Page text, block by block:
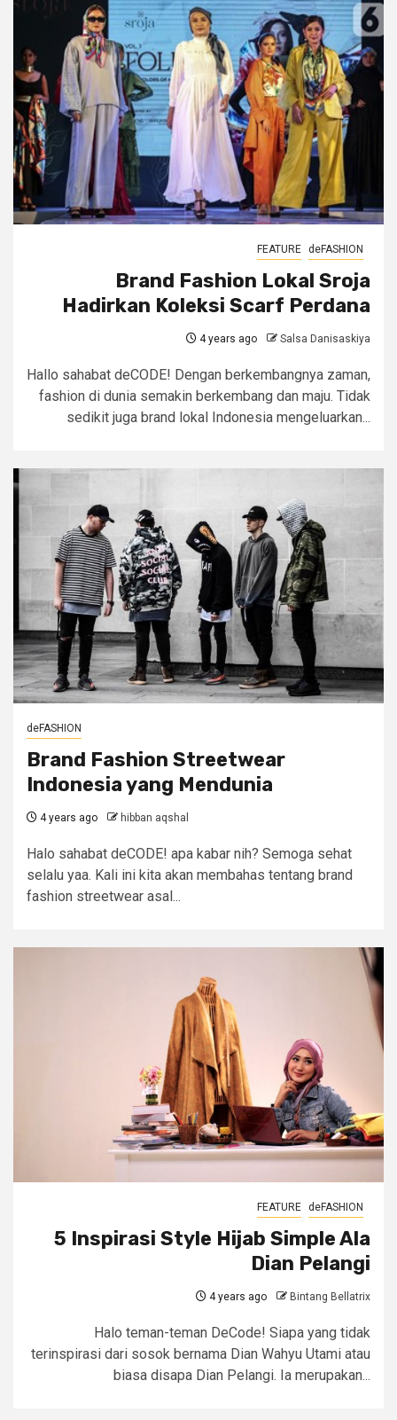
FEATURE deFASHION
Brand Fashion Lokal Sroja
Hadirkan Koleksi Scarf Perdana
4 years ago Salsa Danisaskiya
Hallo sahabat deCODE! Dengan berkembangnya zaman,
fashion di dunia semakin berkembang dan maju. Tidak
sedikit juga brand lokal Indonesia mengeluarkan...
deFASHION
Brand Fashion Streetwear
Indonesia yang Mendunia
4 years ago hibban aqshal
Halo sahabat deCODE! apa kabar nih? Semoga sehat
selalu yaa. Kali ini kita akan membahas tentang brand
fashion streetwear asal...
FEATURE deFASHION
5 Inspirasi Style Hijab Simple Ala
Dian Pelangi
4 years ago Bintang Bellatrix
Halo teman-teman DeCode! Siapa yang tidak
terinspirasi dari sosok bernama Dian Wahyu Utami atau
biasa disapa Dian Pelangi. Ia merupakan...